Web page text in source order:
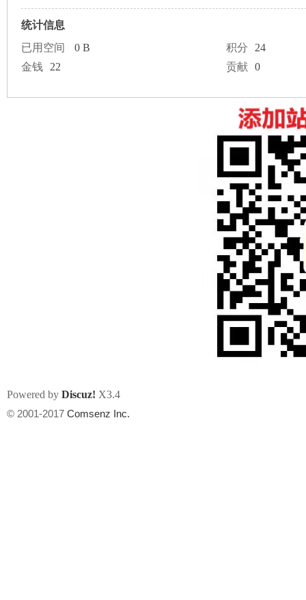
州
统计信息
已用空间
0 B 积分
24
金钱
22 贡献 0
Powered by Discuz! X3.4
© 2001-2017 Comsenz Inc.